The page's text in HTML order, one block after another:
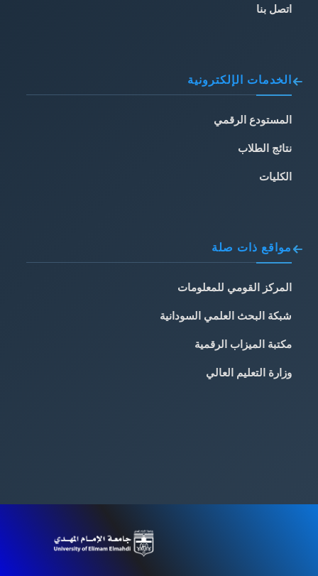
اتصل بنا
الخدمات الإلكترونية
المستودع الرقمي
نتائج الطلاب
الكليات
مواقع ذات صلة
المركز القومي للمعلومات
شبكة البحث العلمي السودانية
مكتبة الميزاب الرقمية
وزارة التعليم العالي